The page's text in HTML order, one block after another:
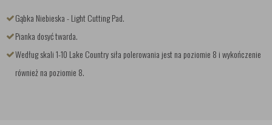
Gąbka Niebieska - Light Cutting Pad.
Pianka dosyć twarda.
Według skali 1-10 Lake Country siła polerowania jest na poziomie 8 i wykończenie
również na poziomie 8.